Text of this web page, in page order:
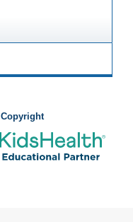
Copyright